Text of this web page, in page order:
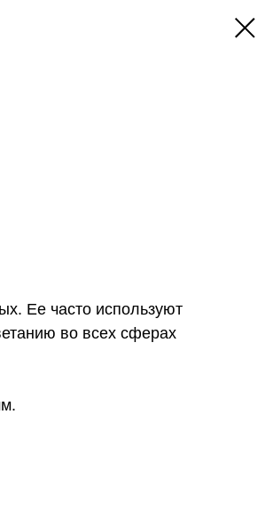
Ее часто используют
во всех сферах